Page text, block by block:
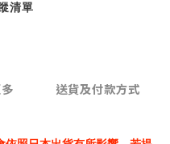
清單
送貨及付款方式